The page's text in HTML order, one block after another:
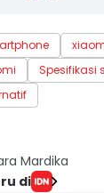
Spesifikasi
Mardika
di